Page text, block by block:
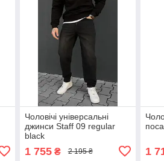
Чоловічі універсальні
джинси Staff 09 regular
black
1 755₴ 2 195 ₴ 1